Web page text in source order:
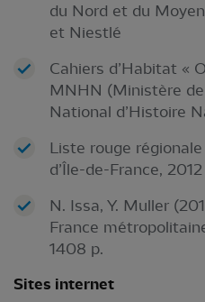
du Nord et du
et Niestlé
Cahiers d’Habitat «
MNHN (Ministère de
National d’Histoire
Liste rouge
d’Île-de-France,
N. Issa, Y. Muller
France
1408 p.
Sites internet